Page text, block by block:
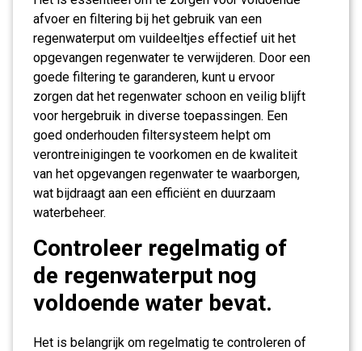
afvoer en filtering bij het gebruik van een
regenwaterput om vuildeeltjes effectief uit het
opgevangen regenwater te verwijderen. Door een
goede filtering te garanderen, kunt u ervoor
zorgen dat het regenwater schoon en veilig blijft
voor hergebruik in diverse toepassingen. Een
goed onderhouden filtersysteem helpt om
verontreinigingen te voorkomen en de kwaliteit
van het opgevangen regenwater te waarborgen,
wat bijdraagt aan een efficiënt en duurzaam
waterbeheer.
Controleer regelmatig of
de regenwaterput nog
voldoende water bevat.
Het is belangrijk om regelmatig te controleren of